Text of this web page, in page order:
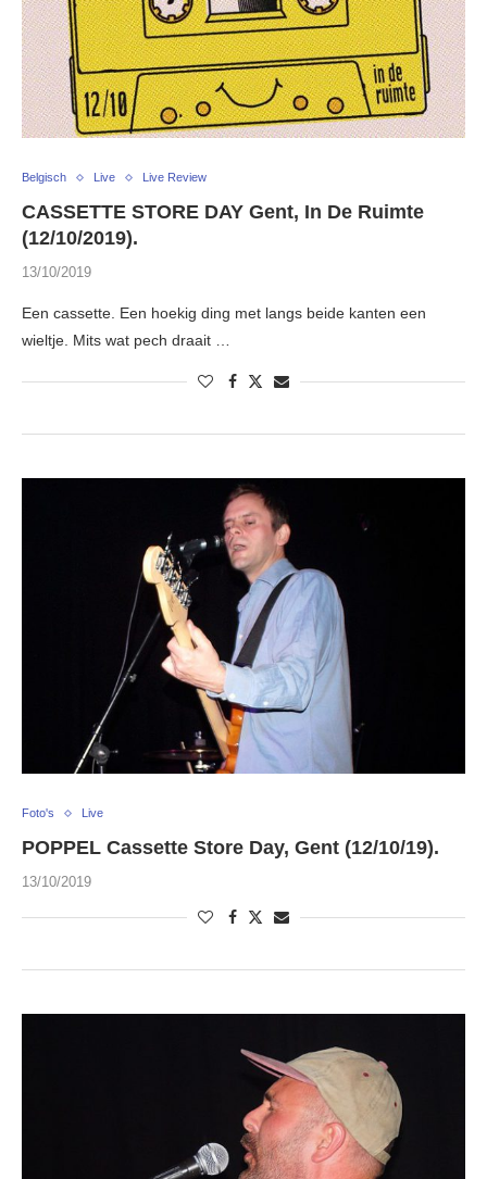
Belgisch Live Live Review
CASSETTE STORE DAY Gent, In De Ruimte
(12/10/2019).
13/10/2019
Een cassette. Een hoekig ding met langs beide kanten een
wieltje. Mits wat pech draait …
Foto's Live
POPPEL Cassette Store Day, Gent (12/10/19).
13/10/2019